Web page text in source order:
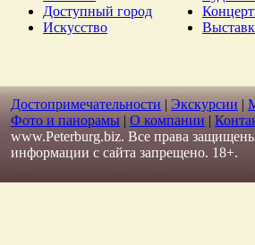
Доступный город
Искусство
Достопримечательности | Экскурсии |
Фото и панорамы | О компании |
www.Peterburg.biz. Все права
информации с сайта запрещено. 18+.